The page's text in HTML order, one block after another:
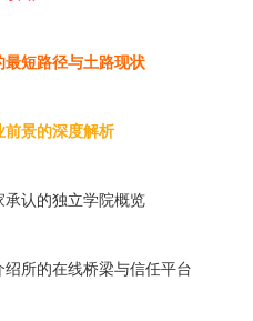
短路径与土路现状
前景的深度解析
认的独立学院概览
所的在线桥梁与信任平台